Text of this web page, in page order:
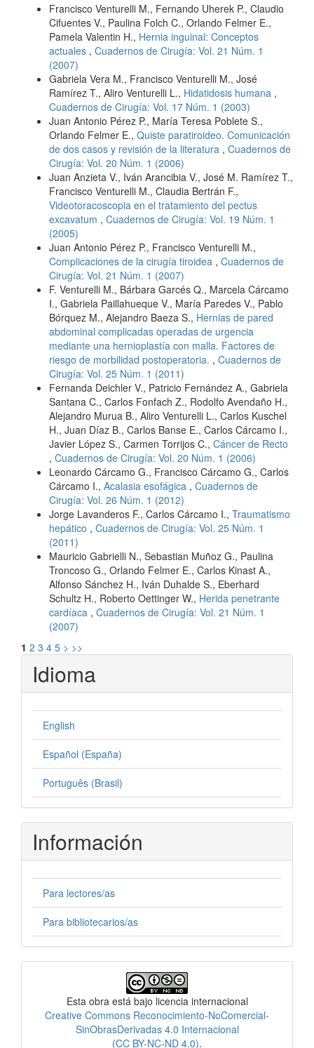
Francisco Venturelli M., Fernando Uherek P., Claudio
Cifuentes V., Paulina Folch C., Orlando Felmer E.,
Pamela Valentin H., Hernia inguinal: Conceptos
actuales , Cuadernos de Cirugía: Vol. 21 Núm. 1
(2007)
Gabriela Vera M., Francisco Venturelli M., José
Ramírez T., Aliro Venturelli L., Hidatidosis humana ,
Cuadernos de Cirugía: Vol. 17 Núm. 1 (2003)
Juan Antonio Pérez P., María Teresa Poblete S.,
Orlando Felmer E., Quiste paratiroideo. Comunicación
de dos casos y revisión de la literatura , Cuadernos de
Cirugía: Vol. 20 Núm. 1 (2006)
Juan Anzieta V., Iván Arancibia V., José M. Ramírez T.,
Francisco Venturelli M., Claudia Bertrán F.,
Videotoracoscopia en el tratamiento del pectus
excavatum , Cuadernos de Cirugía: Vol. 19 Núm. 1
(2005)
Juan Antonio Pérez P., Francisco Venturelli M.,
Complicaciones de la cirugía tiroidea , Cuadernos de
Cirugía: Vol. 21 Núm. 1 (2007)
F. Venturelli M., Bárbara Garcés Q., Marcela Cárcamo
I., Gabriela Paillahueque V., María Paredes V., Pablo
Bórquez M., Alejandro Baeza S., Hernias de pared
abdominal complicadas operadas de urgencia
mediante una hernioplastía con malla. Factores de
riesgo de morbilidad postoperatoria. , Cuadernos de
Cirugía: Vol. 25 Núm. 1 (2011)
Fernanda Deichler V., Patricio Fernández A., Gabriela
Santana C., Carlos Fonfach Z., Rodolfo Avendaño H.,
Alejandro Murua B., Aliro Venturelli L., Carlos Kuschel
H., Juan Díaz B., Carlos Banse E., Carlos Cárcamo I.,
Javier López S., Carmen Torrijos C., Cáncer de Recto
, Cuadernos de Cirugía: Vol. 20 Núm. 1 (2006)
Leonardo Cárcamo G., Francisco Cárcamo G., Carlos
Cárcamo I., Acalasia esofágica , Cuadernos de
Cirugía: Vol. 26 Núm. 1 (2012)
Jorge Lavanderos F., Carlos Cárcamo I., Traumatismo
hepático , Cuadernos de Cirugía: Vol. 25 Núm. 1
(2011)
Mauricio Gabrielli N., Sebastian Muñoz G., Paulina
Troncoso G., Orlando Felmer E., Carlos Kinast A.,
Alfonso Sánchez H., Iván Duhalde S., Eberhard
Schultz H., Roberto Oettinger W., Herida penetrante
cardíaca , Cuadernos de Cirugía: Vol. 21 Núm. 1
(2007)
1 2 3 4 5 > >>
Idioma
English
Español (España)
Português (Brasil)
Información
Para lectores/as
Para bibliotecarios/as
Esta obra está bajo licencia internacional
Creative Commons Reconocimiento-NoComercial-
SinObrasDerivadas 4.0 Internacional
(CC BY-NC-ND 4.0).